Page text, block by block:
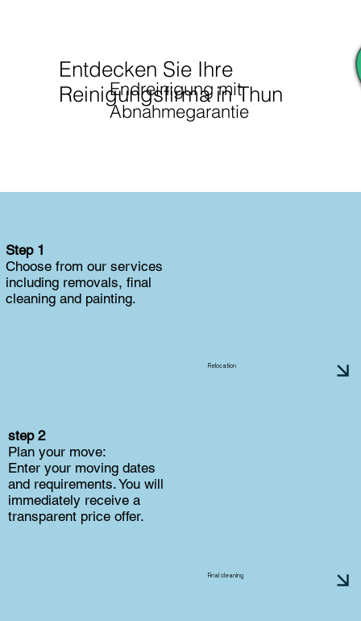
Entdecken Sie Ihre
Reinigungsfirma in Thun
Endreinigung mit
Abnahmegarantie
Step 1
Choose from our services
including removals, final
cleaning and painting.
step 2
Plan your move:
Enter your moving dates
and requirements. You will
immediately receive a
transparent price offer.
Relocation
Final cleaning